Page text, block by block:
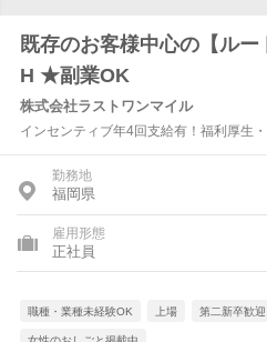
既存のお客様中心の【ル
H ★副業OK
株式会社ラストワンマイル
インセンティブ年4回支給有！福利厚生・
勤務地
福岡県
雇用形態
正社員
職種・業種未経験OK 上場 第二新卒歓迎